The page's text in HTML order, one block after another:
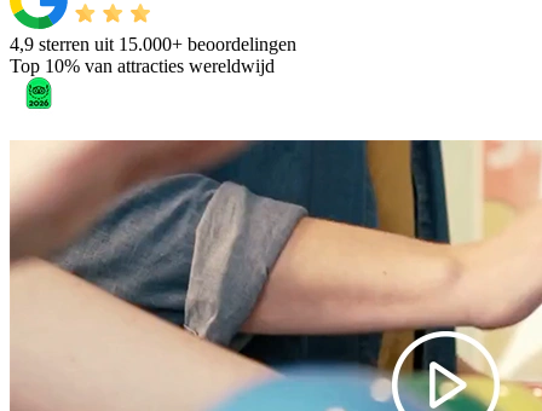
4,9 sterren uit 15.000+ beoordelingen
Top 10% van attracties wereldwijd